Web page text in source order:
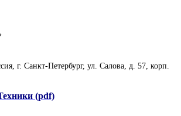
г. Санкт-Петербург, ул. Салова, д. 57, корп.
(pdf)